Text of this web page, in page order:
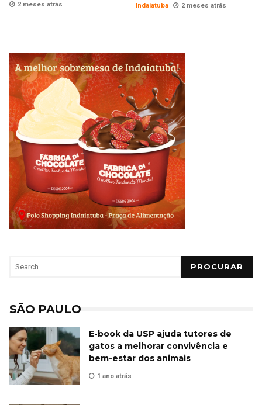
2 meses atrás
Indaiatuba 2 meses atrás
PROCURAR
SÃO PAULO
E-book da USP ajuda tutores de
gatos a melhorar convivência e
bem-estar dos animais
1 ano atrás